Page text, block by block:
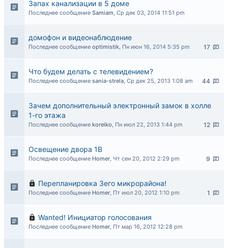
Запах канализации в 5 доме
Последнее сообщение Samiam, Ср дек 03, 2014 11:51 pm
домофон и видеонаблюдение
17
Последнее сообщение optimistik, Пн июн 16, 2014 5:35 pm
Что будем делать с телевидением?
44
Последнее сообщение sania-strela, Ср дек 25, 2013 1:08 am
Зачем дополнительный электронный замок в холле
1-го этажа
12
Последнее сообщение koreiko, Пн июл 22, 2013 1:44 pm
Освещение двора 1В
9
Последнее сообщение Homer, Чт сен 20, 2012 2:29 pm
Перепланировка 3его микрорайона!
1
Последнее сообщение Homer, Пт июл 20, 2012 1:10 pm
Wanted! Инициатор голосования
Последнее сообщение Homer, Пт мар 16, 2012 12:28 pm